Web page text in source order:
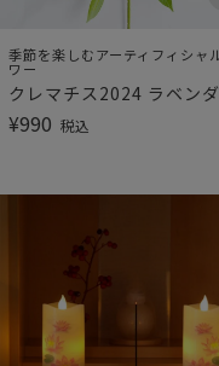
季節を楽しむアーティフィシャ
ワー
クレマチス2024 ラベン
¥990 税込